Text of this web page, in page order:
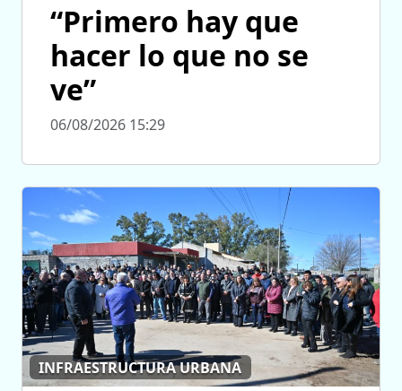
“Primero hay que
hacer lo que no se
ve”
06/08/2026 15:29
INFRAESTRUCTURA URBANA